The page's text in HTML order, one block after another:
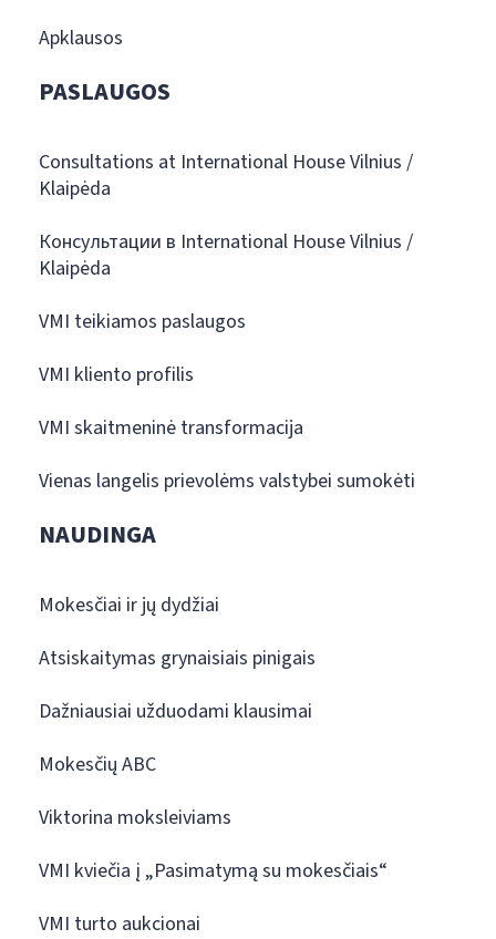
Apklausos
PASLAUGOS
Consultations at International House Vilnius /
Klaipėda
Консультации в International House Vilnius /
Klaipėda
VMI teikiamos paslaugos
VMI kliento profilis
VMI skaitmeninė transformacija
Vienas langelis prievolėms valstybei sumokėti
NAUDINGA
Mokesčiai ir jų dydžiai
Atsiskaitymas grynaisiais pinigais
Dažniausiai užduodami klausimai
Mokesčių ABC
Viktorina moksleiviams
VMI kviečia į „Pasimatymą su mokesčiais“
VMI turto aukcionai